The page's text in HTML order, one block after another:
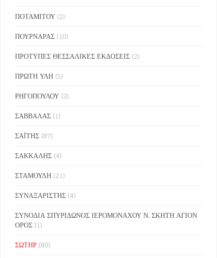
ΠΟΤΑΜΙΤΟΥ (2)
ΠΟΥΡΝΑΡΑΣ (10)
ΠΡΟΤΥΠΕΣ ΘΕΣΣΑΛΙΚΕΣ ΕΚΔΟΣΕΙΣ (2)
ΠΡΩΤΗ ΥΛΗ (5)
ΡΗΓΟΠΟΥΛΟΥ (3)
ΣΑΒΒΑΛΑΣ (1)
ΣΑΪΤΗΣ (87)
ΣΑΚΚΑΛΗΣ (4)
ΣΤΑΜΟΥΛΗ (21)
ΣΥΝΑΞΑΡΙΣΤΗΣ (4)
ΣΥΝΟΔΙΑ ΣΠΥΡΙΔΩΝΟΣ ΙΕΡΟΜΟΝΑΧΟΥ Ν. ΣΚΗΤΗ ΑΓΙΟΝ
ΟΡΟΣ (1)
ΣΩΤΗΡ (80)